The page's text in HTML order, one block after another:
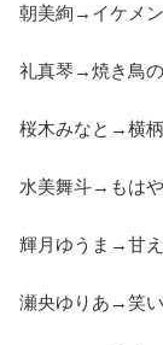
朝美絢→イケメ
礼真琴→焼き鳥
桜木みなと→横
水美舞斗→もは
輝月ゆうま→甘
瀬央ゆりあ→笑